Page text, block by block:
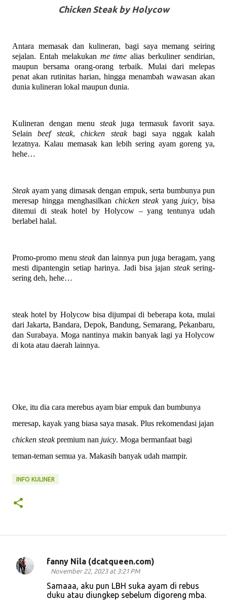
Chicken Steak by Holycow
Antara memasak dan kulineran, bagi saya memang seiring
sejalan. Entah melakukan me timealias berkuliner sendirian,
maupun bersama orang-orang terbaik. Mulai dari melepas
penat akan rutinitas harian, hingga menambah wawasan akan
dunia kulineran lokal maupun dunia.
Kulineran dengan menu steakjuga termasuk favorit saya.
Selainbeef steak,chicken steak bagi saya nggak kalah
lezatnya. Kalau memasak kan lebih sering ayam goreng ya,
hehe…
Steak ayam yang dimasak dengan empuk, serta bumbunya pun
meresap hingga menghasilkan chicken steakyang juicy, bisa
ditemui di steak hotel by Holycow – yang tentunya udah
berlabel halal.
Promo-promo menu steakdan lainnya pun juga beragam, yang
mesti dipantengin setiap harinya. Jadi bisa jajan steaksering-
sering deh, hehe…
steak hotel by Holycow bisa dijumpai di beberapa kota, mulai
dari Jakarta, Bandara, Depok, Bandung, Semarang, Pekanbaru,
dan Surabaya. Moga nantinya makin banyak lagi ya Holycow
di kota atau daerah lainnya.
Oke, itu dia cara merebus ayam biar empuk dan bumbunya
meresap, kayak yang biasa saya masak. Plus rekomendasi jajan
chicken steakpremium nan juicy. Moga bermanfaat bagi
teman-teman semua ya. Makasih banyak udah mampir.
INFO KULINER
C
fanny Nila (dcatqueen.com)
November 22, 2023 at 3:21 PM
Samaaa, aku pun LBH suka ayam di rebus
duku atau diungkep sebelum digoreng mba.